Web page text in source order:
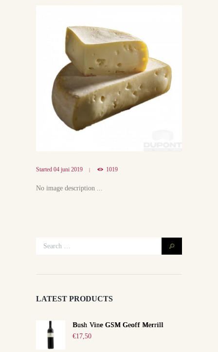
Started 04 juni 2019 1019
No image description ...
LATEST PRODUCTS
Bush Vine GSM Geoff Merrill
€17,50